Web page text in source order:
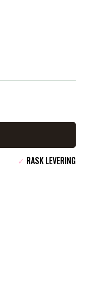
✓ RASK LEVERING